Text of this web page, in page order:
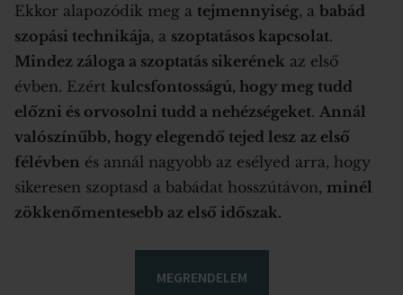
Ekkor alapozódik meg a tejmennyiség, a babád
szopási technikája, a szoptatásos kapcsolat.
Mindez záloga a szoptatás sikerének az első
évben. Ezért kulcsfontosságú, hogy meg tudd
előzni és orvosolni tudd a nehézségeket. Annál
valószínűbb, hogy elegendő tejed lesz az első
félévben és annál nagyobb az esélyed arra, hogy
sikeresen szoptasd a babádat hosszútávon, minél
zökkenőmentesebb az első időszak.
MEGRENDELEM